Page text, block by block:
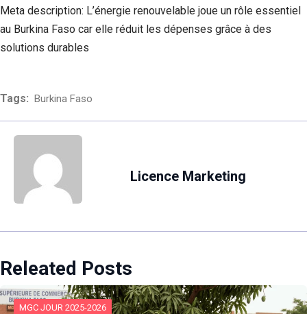
Meta description: L’énergie renouvelable joue un rôle essentiel
au Burkina Faso car elle réduit les dépenses grâce à des
solutions durables
Tags: Burkina Faso
Licence Marketing
Releated Posts
MGC JOUR 2025-2026